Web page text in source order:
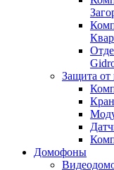
Защита от
Домофоны